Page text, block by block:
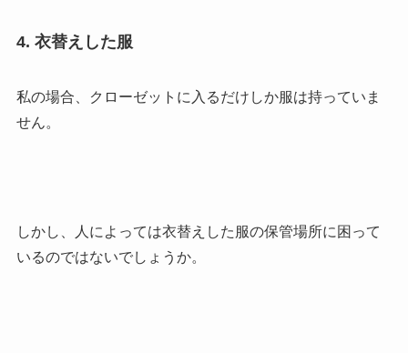
4. 衣替えした服
私の場合、クローゼットに入るだけしか服は持っていま
せん。
しかし、人によっては衣替えした服の保管場所に困って
いるのではないでしょうか。